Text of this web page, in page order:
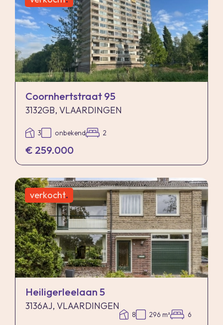
Coornhertstraat 95
3132GB, VLAARDINGEN
3 onbekend 2
€ 259.000
verkocht.
Heiligerleelaan 5
3136AJ, VLAARDINGEN
8 296 m² 6